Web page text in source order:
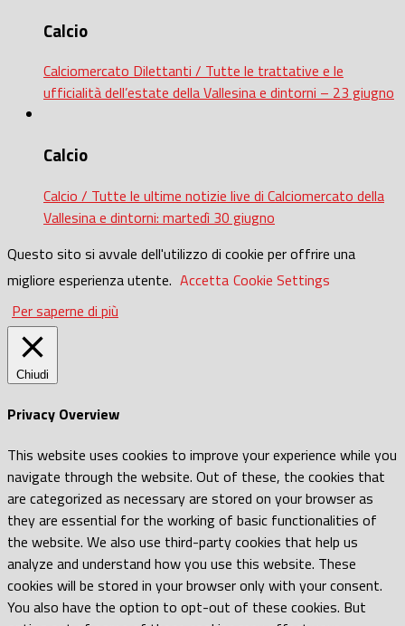
Calcio
Calciomercato Dilettanti / Tutte le trattative e le
ufficialità dell’estate della Vallesina e dintorni – 23 giugno
Calcio
Calcio / Tutte le ultime notizie live di Calciomercato della
Vallesina e dintorni: martedì 30 giugno
Questo sito si avvale dell'utilizzo di cookie per offrire una
migliore esperienza utente. Accetta Cookie Settings
Per saperne di più
Chiudi
Privacy Overview
This website uses cookies to improve your experience while you
navigate through the website. Out of these, the cookies that
are categorized as necessary are stored on your browser as
they are essential for the working of basic functionalities of
the website. We also use third-party cookies that help us
analyze and understand how you use this website. These
cookies will be stored in your browser only with your consent.
You also have the option to opt-out of these cookies. But